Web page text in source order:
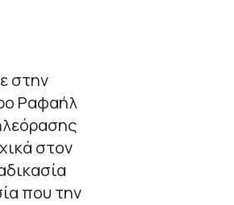
στην
Ραφαήλ
στον
που την